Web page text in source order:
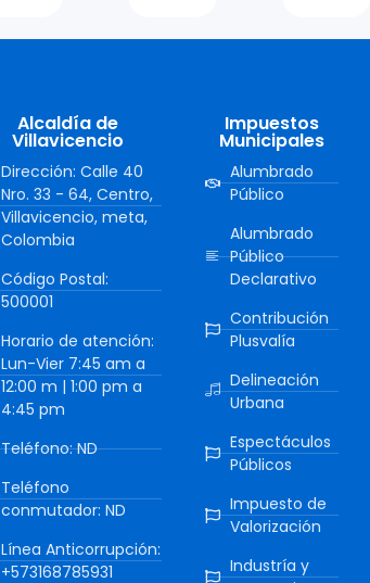
Alcaldía de
Villavicencio
Dirección: Calle 40
Nro. 33 - 64, Centro,
Villavicencio, meta,
Colombia
Código Postal:
500001
Horario de atención:
Lun-Vier 7:45 am a
12:00 m | 1:00 pm a
4:45 pm
Teléfono: ND
Teléfono
conmutador: ND
Línea Anticorrupción:
+573168785931
Impuestos
Municipales
Alumbrado
Público
Alumbrado
Público
Declarativo
Contribución
Plusvalía
Delineación
Urbana
Espectáculos
Públicos
Impuesto de
Valorización
Industría y